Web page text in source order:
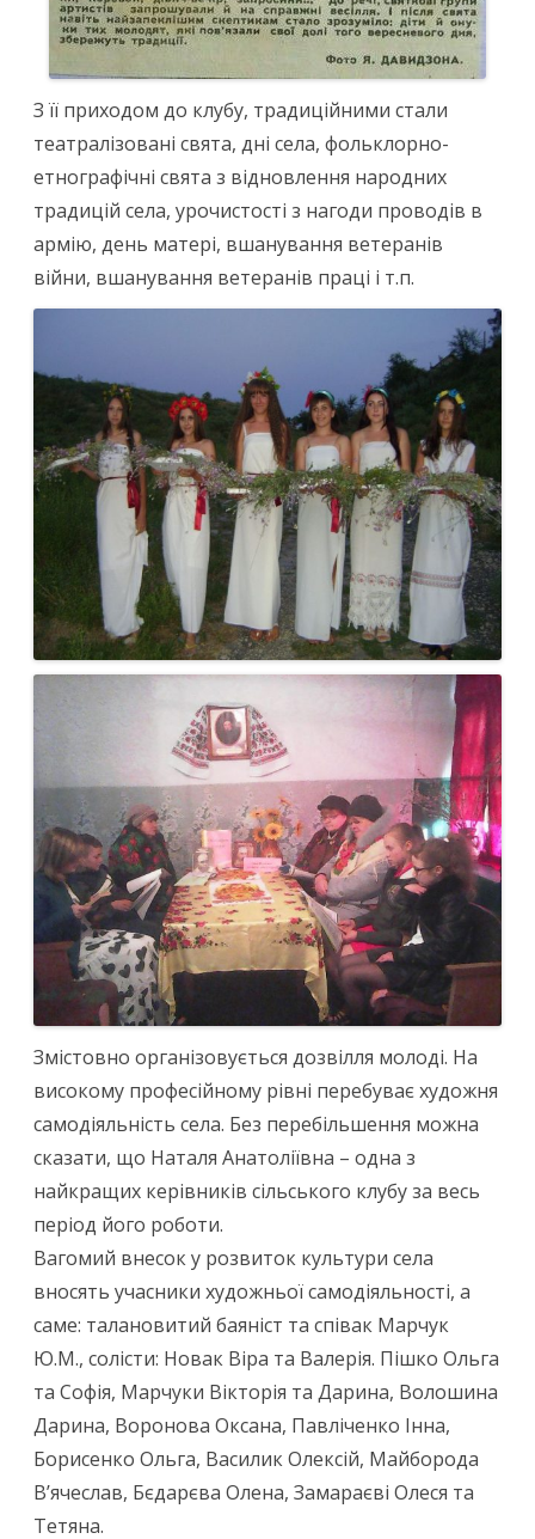
З її приходом до клубу, традиційними стали
театралізовані свята, дні села, фольклорно-
етнографічні свята з відновлення народних
традицій села, урочистості з нагоди проводів в
армію, день матері, вшанування ветеранів
війни, вшанування ветеранів праці і т.п.
Змістовно організовується дозвілля молоді. На
високому професійному рівні перебуває художня
самодіяльність села. Без перебільшення можна
сказати, що Наталя Анатоліївна – одна з
найкращих керівників сільського клубу за весь
період його роботи.
Вагомий внесок у розвиток культури села
вносять учасники художньої самодіяльності, а
саме: талановитий баяніст та співак Марчук
Ю.М., солісти: Новак Віра та Валерія. Пішко Ольга
та Софія, Марчуки Вікторія та Дарина, Волошина
Дарина, Воронова Оксана, Павліченко Інна,
Борисенко Ольга, Василик Олексій, Майборода
В’ячеслав, Бєдарєва Олена, Замараєві Олеся та
Тетяна.